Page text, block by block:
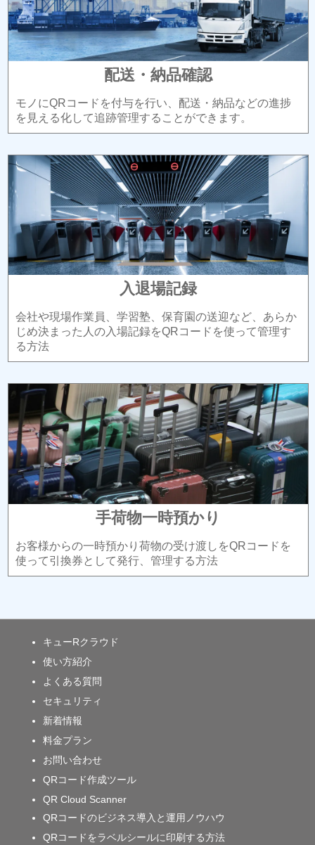
配送・納品確認
モノにQRコードを付与を行い、配送・納品などの進捗
を見える化して追跡管理することができます。
入退場記録
会社や現場作業員、学習塾、保育園の送迎など、あらか
じめ決まった人の入場記録をQRコードを使って管理す
る方法
手荷物一時預かり
お客様からの一時預かり荷物の受け渡しをQRコードを
使って引換券として発行、管理する方法
キューRクラウド
使い方紹介
よくある質問
セキュリティ
新着情報
料金プラン
お問い合わせ
QRコード作成ツール
QR Cloud Scanner
QRコードのビジネス導入と運用ノウハウ
QRコードをラベルシールに印刷する方法